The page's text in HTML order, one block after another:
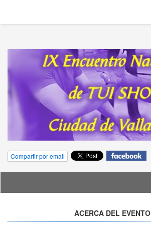
Compartir por email
ACERCA DEL EVENTO